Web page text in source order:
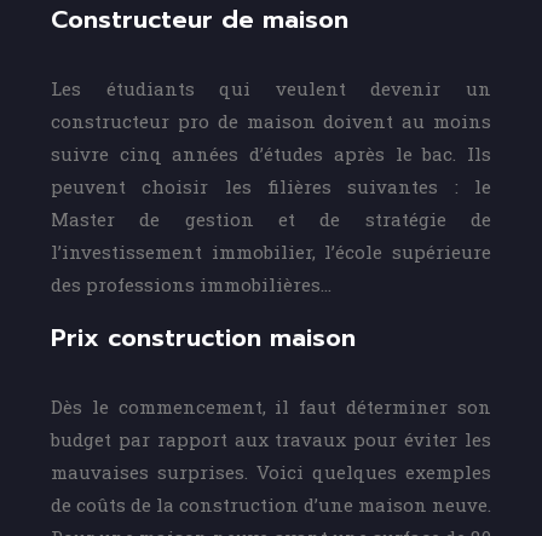
Constructeur de maison
Les étudiants qui veulent devenir un
constructeur pro de maison doivent au moins
suivre cinq années d’études après le bac. Ils
peuvent choisir les filières suivantes : le
Master de gestion et de stratégie de
l’investissement immobilier, l’école supérieure
des professions immobilières…
Prix construction maison
Dès le commencement, il faut déterminer son
budget par rapport aux travaux pour éviter les
mauvaises surprises. Voici quelques exemples
de coûts de la construction d’une maison neuve.